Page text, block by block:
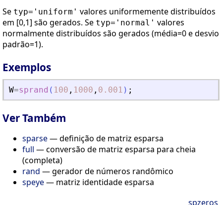
Se typ='uniform' valores uniformemente distribuídos
em [0,1] são gerados. Se typ='normal' valores
normalmente distribuídos são gerados (média=0 e desvio
padrão=1).
Exemplos
W=sprand ( 100 , 1000 , 0.001 ) ;
Ver Também
sparse— definição de matriz esparsa
full — conversão de matriz esparsa para cheia
(completa)
rand — gerador de números randômico
speye— matriz identidade esparsa
spzeros